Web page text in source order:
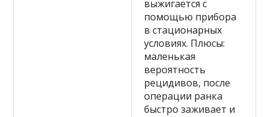
выжигается с
помощью прибора
в стационарных
условиях. Плюсы:
маленькая
вероятность
рецидивов, после
операции ранка
быстро заживает и